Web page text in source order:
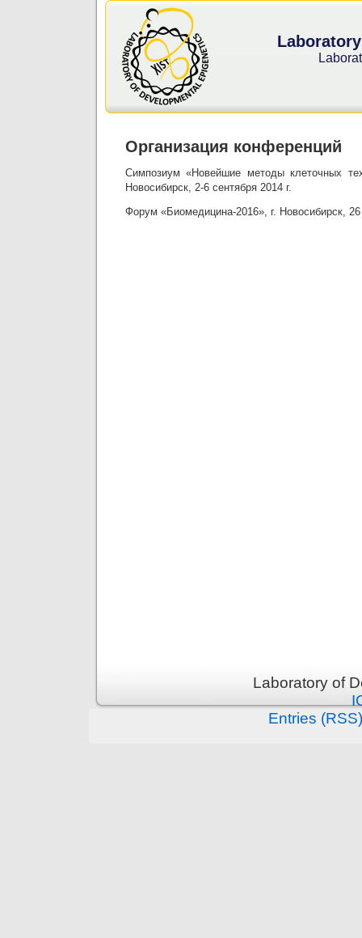
Организация конференций
Симпозиум «Новейшие методы клеточных
Новосибирск, 2-6 сентября 2014 г.
Форум «Биомедицина-2016», г. Новосибирск,
Laboratory of
Entries (RSS)